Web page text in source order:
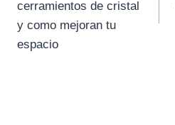
cerramientos de cristal
y como mejoran tu
espacio